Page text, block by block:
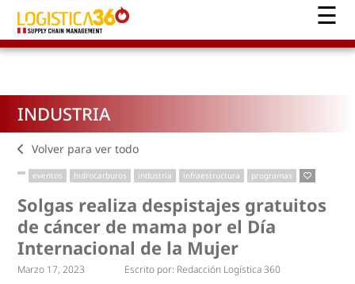
INDUSTRIA
Volver para ver todo
eventos hidrocarburos industria infraestructura programas
Solgas realiza despistajes gratuitos
de cáncer de mama por el Día
Internacional de la Mujer
Marzo 17, 2023 Escrito por: Redacción Logística 360